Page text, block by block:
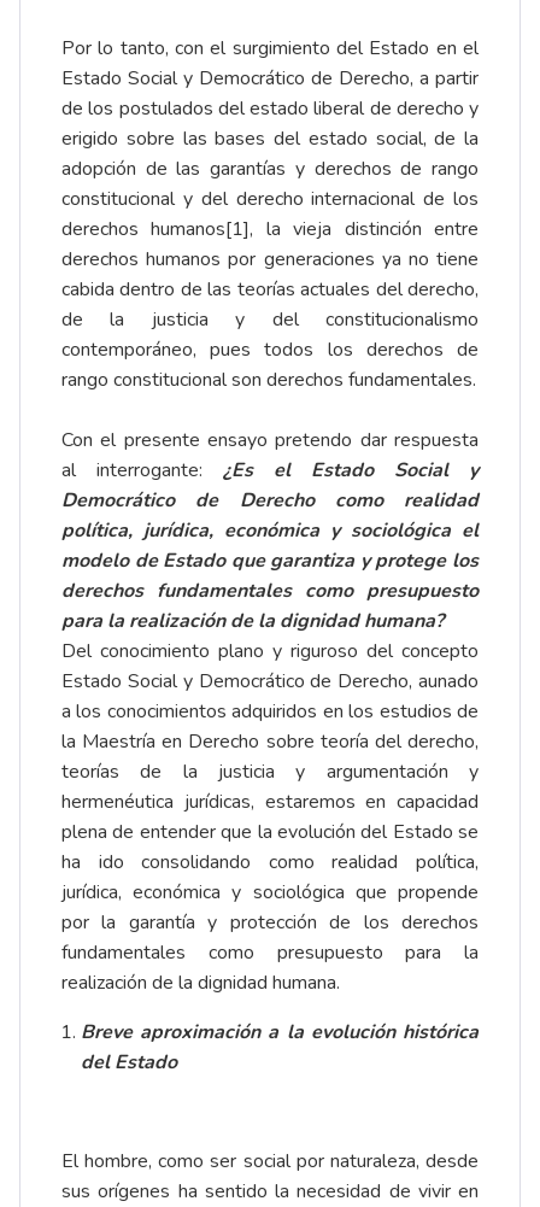
Por lo tanto, con el surgimiento del Estado en el
Estado Social y Democrático de Derecho, a partir
de los postulados del estado liberal de derecho y
erigido sobre las bases del estado social, de la
adopción de las garantías y derechos de rango
constitucional y del derecho internacional de los
derechos humanos[1], la vieja distinción entre
derechos humanos por generaciones ya no tiene
cabida dentro de las teorías actuales del derecho,
de la justicia y del constitucionalismo
contemporáneo, pues todos los derechos de
rango constitucional son derechos fundamentales.
Con el presente ensayo pretendo dar respuesta
al interrogante: ¿Es el Estado Social y
Democrático de Derecho como realidad
política, jurídica, económica y sociológica el
modelo de Estado que garantiza y protege los
derechos fundamentales como presupuesto
para la realización de la dignidad humana?
Del conocimiento plano y riguroso del concepto
Estado Social y Democrático de Derecho, aunado
a los conocimientos adquiridos en los estudios de
la Maestría en Derecho sobre teoría del derecho,
teorías de la justicia y argumentación y
hermenéutica jurídicas, estaremos en capacidad
plena de entender que la evolución del Estado se
ha ido consolidando como realidad política,
jurídica, económica y sociológica que propende
por la garantía y protección de los derechos
fundamentales como presupuesto para la
realización de la dignidad humana.
Breve aproximación a la evolución histórica
del Estado
El hombre, como ser social por naturaleza, desde
sus orígenes ha sentido la necesidad de vivir en